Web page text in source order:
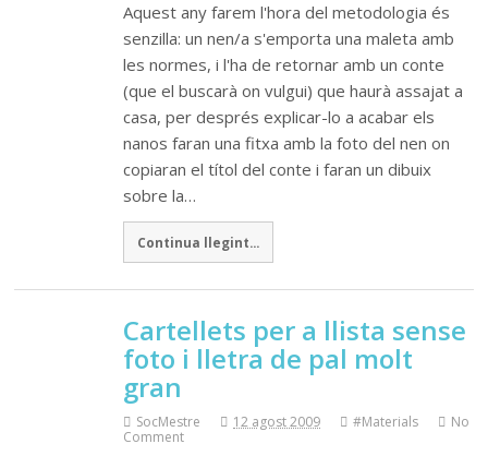
Aquest any farem l'hora del metodologia és
senzilla: un nen/a s'emporta una maleta amb
les normes, i l'ha de retornar amb un conte
(que el buscarà on vulgui) que haurà assajat a
casa, per després explicar-lo a acabar els
nanos faran una fitxa amb la foto del nen on
copiaran el títol del conte i faran un dibuix
sobre la…
Continua llegint...
Cartellets per a llista sense
foto i lletra de pal molt
gran
SocMestre 12 agost 2009 #Materials
No
Comment